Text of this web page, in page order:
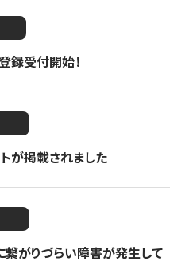
録受付開始！
が掲載されました
繋がりづらい障害が発生して